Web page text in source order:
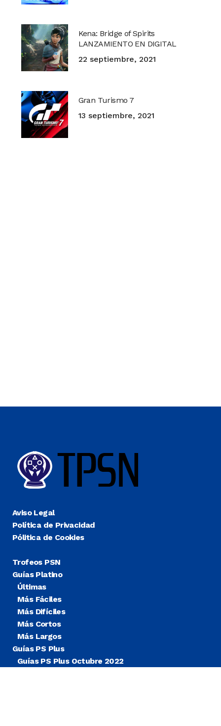
Kena: Bridge of Spirits
LANZAMIENTO EN DIGITAL
22 septiembre, 2021
Gran Turismo 7
13 septiembre, 2021
Aviso Legal
Política de Privacidad
Pólitica de Cookies
Trofeos PSN
Guías Platino
Últimas
Más Fáciles
Más Difíciles
Más Cortos
Más Largos
Guías PS Plus
Guías PS Plus Octubre 2022